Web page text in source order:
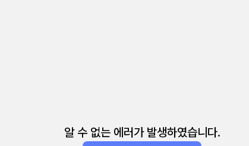
알 수 없는 에러가 발생하였습니다.